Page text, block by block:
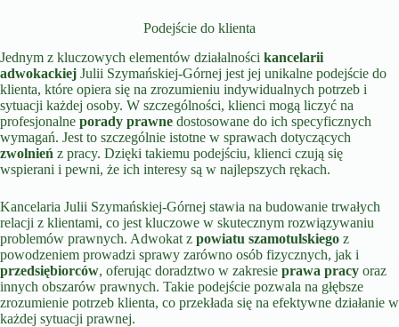
Podejście do klienta
Jednym z kluczowych elementów działalności kancelarii
adwokackiej Julii Szymańskiej-Górnej jest jej unikalne podejście do
klienta, które opiera się na zrozumieniu indywidualnych potrzeb i
sytuacji każdej osoby. W szczególności, klienci mogą liczyć na
profesjonalne porady prawne dostosowane do ich specyficznych
wymagań. Jest to szczególnie istotne w sprawach dotyczących
zwolnień z pracy. Dzięki takiemu podejściu, klienci czują się
wspierani i pewni, że ich interesy są w najlepszych rękach.
Kancelaria Julii Szymańskiej-Górnej stawia na budowanie trwałych
relacji z klientami, co jest kluczowe w skutecznym rozwiązywaniu
problemów prawnych. Adwokat z powiatu szamotulskiego z
powodzeniem prowadzi sprawy zarówno osób fizycznych, jak i
przedsiębiorców, oferując doradztwo w zakresie prawa pracy oraz
innych obszarów prawnych. Takie podejście pozwala na głębsze
zrozumienie potrzeb klienta, co przekłada się na efektywne działanie w
każdej sytuacji prawnej.